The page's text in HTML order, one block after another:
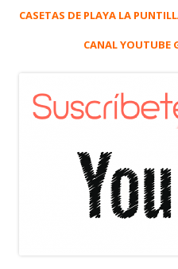
CASETAS DE PLAYA LA
CANAL YOUTUBE